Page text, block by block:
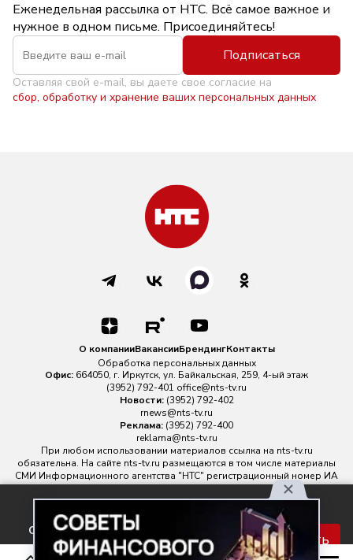
Еженедельная рассылка от НТС. Всё самое важное и
нужное в одном письме. Присоединяйтесь!
Подписаться
Оставляя свой e-mail, вы даете свое согласие на
сбор, обработку и хранение ваших персональных данных
соглашаетесь с правилами
обработки персональных
Принять
О компанииВакансииБрендингКонтакты
Обработка персональных данных
Офис: 664050, г. Иркутск, ул. Байкальская, 259, 4-ый этаж
(3952) 792-401 office@nts-tv.ru
Новости: (3952) 792-402
rnews@nts-tv.ru
Реклама: (3952) 792-400
reklama@nts-tv.ru
При любом использовании материалов ссылка на nts-tv.ru
обязательна. На сайте nts-tv.ru размещаются в том числе материалы
СМИ Информационного агентства "НТС" регистрационный номер ИА
№ ФС 77 - 88763 зарегистрировано Федеральной службой по
надзору в сфере связи, информационных технологий и массовых
Главный редактор ИА "НТС" Иштулкин Евгений Александрович
16+